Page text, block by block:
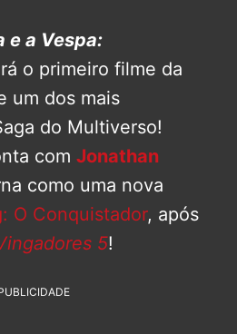
e a Vespa:
o primeiro filme da
um dos mais
do Multiverso!
com Jonathan
como uma nova
O Conquistador, após
5!